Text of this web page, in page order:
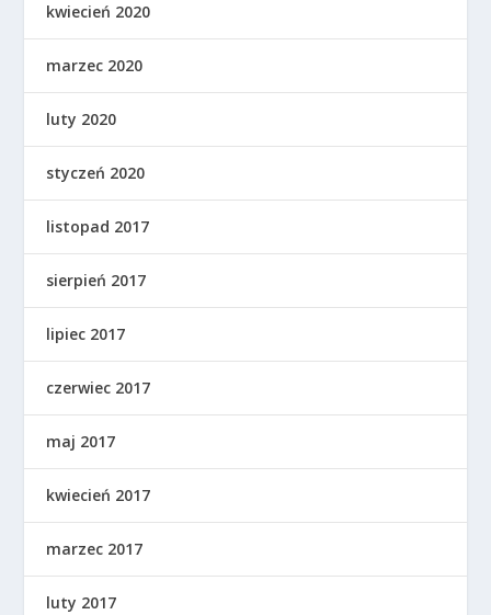
kwiecień 2020
marzec 2020
luty 2020
styczeń 2020
listopad 2017
sierpień 2017
lipiec 2017
czerwiec 2017
maj 2017
kwiecień 2017
marzec 2017
luty 2017